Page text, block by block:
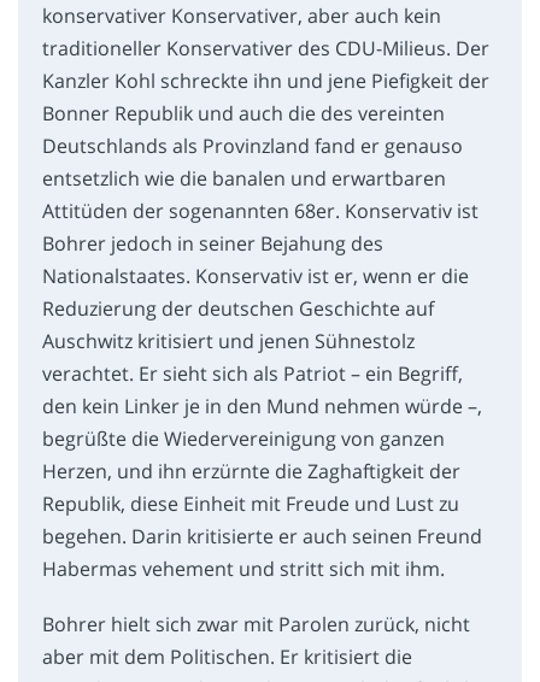
konservativer Konservativer, aber auch kein
traditioneller Konservativer des CDU-Milieus. Der
Kanzler Kohl schreckte ihn und jene Piefigkeit der
Bonner Republik und auch die des vereinten
Deutschlands als Provinzland fand er genauso
entsetzlich wie die banalen und erwartbaren
Attitüden der sogenannten 68er. Konservativ ist
Bohrer jedoch in seiner Bejahung des
Nationalstaates. Konservativ ist er, wenn er die
Reduzierung der deutschen Geschichte auf
Auschwitz kritisiert und jenen Sühnestolz
verachtet. Er sieht sich als Patriot – ein Begriff,
den kein Linker je in den Mund nehmen würde –,
begrüßte die Wiedervereinigung von ganzen
Herzen, und ihn erzürnte die Zaghaftigkeit der
Republik, diese Einheit mit Freude und Lust zu
begehen. Darin kritisierte er auch seinen Freund
Habermas vehement und stritt sich mit ihm.
Bohrer hielt sich zwar mit Parolen zurück, nicht
aber mit dem Politischen. Er kritisiert die